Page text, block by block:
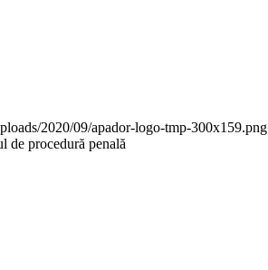
2020/09/apador-logo-tmp-300x159.png
de procedură penală